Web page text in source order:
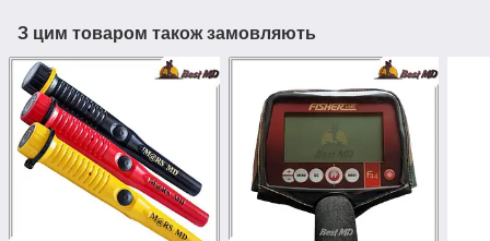
З цим товаром також замовляють